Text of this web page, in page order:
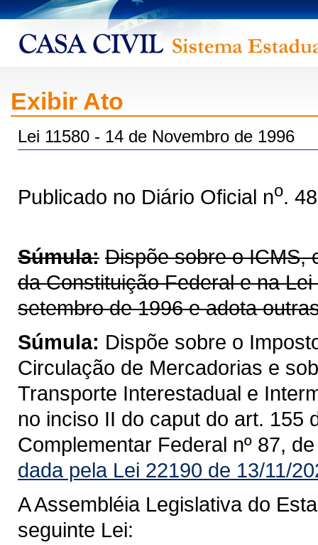
Exibir Ato
Lei 11580 - 14 de Novembro de 1996
Publicado no Diário Oficial no.
Súmula: Dispõe sobre o ICMS,
da Constituição Federal e na
setembro de 1996 e adota
Súmula: Dispõe sobre o
Circulação de Mercadorias e
Transporte Interestadual e
no inciso II do caput do art. 155
Complementar Federal nº 87,
dada pela Lei 22190 de 13/11/
A Assembléia Legislativa do
seguinte Lei: